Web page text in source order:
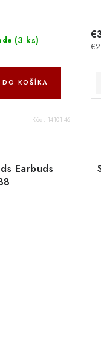
(3 ks)
DO KOŠÍKA
Kód: 14101-46
Earbuds